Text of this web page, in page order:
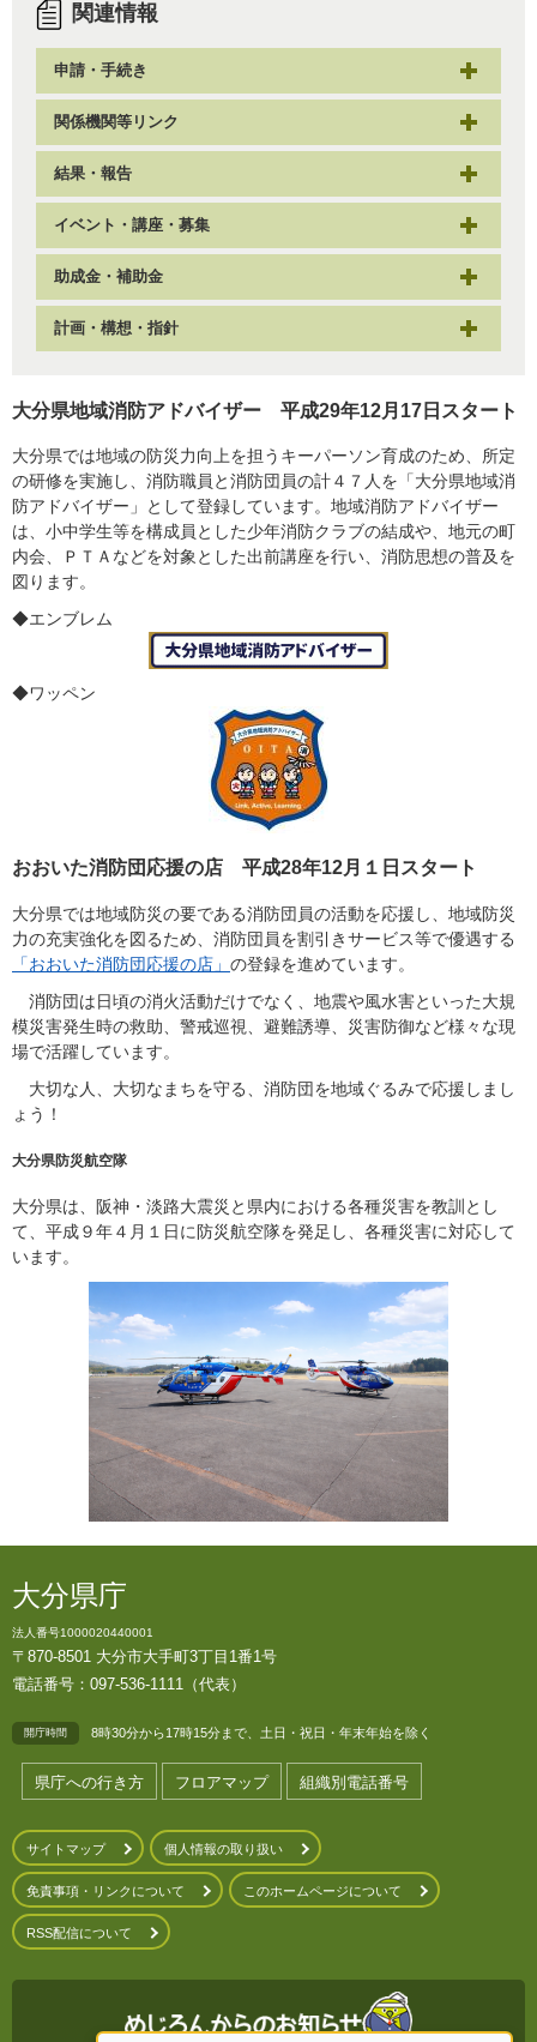
関連情報
申請・手続き
関係機関等リンク
結果・報告
イベント・講座・募集
助成金・補助金
計画・構想・指針
大分県地域消防アドバイザー 平成29年12月17日スタート
大分県では地域の防災力向上を担うキーパーソン育成のため、所定
の研修を実施し、消防職員と消防団員の計４７人を「大分県地域消
防アドバイザー」として登録しています。地域消防アドバイザー
は、小中学生等を構成員とした少年消防クラブの結成や、地元の町
内会、ＰＴＡなどを対象とした出前講座を行い、消防思想の普及を
図ります。
◆エンブレム
◆ワッペン
おおいた消防団応援の店 平成28年12月１日スタート
大分県では地域防災の要である消防団員の活動を応援し、地域防災
力の充実強化を図るため、消防団員を割引きサービス等で優遇する
「おおいた消防団応援の店」 の登録を進めています。
消防団は日頃の消火活動だけでなく、地震や風水害といった大規
模災害発生時の救助、警戒巡視、避難誘導、災害防御など様々な現
場で活躍しています。
大切な人、大切なまちを守る、消防団を地域ぐるみで応援しまし
ょう！
大分県防災航空隊
大分県は、阪神・淡路大震災と県内における各種災害を教訓とし
て、平成９年４月１日に防災航空隊を発足し、各種災害に対応して
います。
大分県庁
法人番号1000020440001
〒870-8501 大分市大手町3丁目1番1号
電話番号：097-536-1111（代表）
開庁時間 8時30分から17時15分まで、土日・祝日・年末年始を除く
県庁への行き方 フロアマップ 組織別電話番号
サイトマップ 個人情報の取り扱い
免責事項・リンクについて このホームページについて
RSS配信について